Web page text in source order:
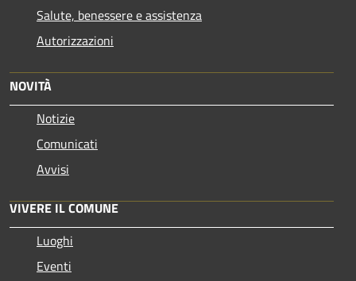
Salute, benessere e assistenza
Autorizzazioni
NOVITÀ
Notizie
Comunicati
Avvisi
VIVERE IL COMUNE
Luoghi
Eventi